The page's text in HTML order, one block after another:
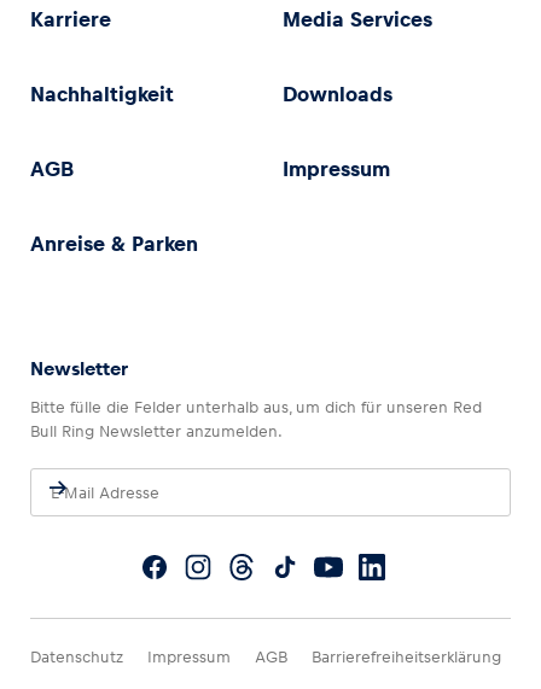
Karriere Media Services
Nachhaltigkeit Downloads
AGB Impressum
Anreise & Parken
Newsletter
Bitte fülle die Felder unterhalb aus, um dich für unseren Red
Bull Ring Newsletter anzumelden.
Datenschutz Impressum AGB Barrierefreiheitserklärung